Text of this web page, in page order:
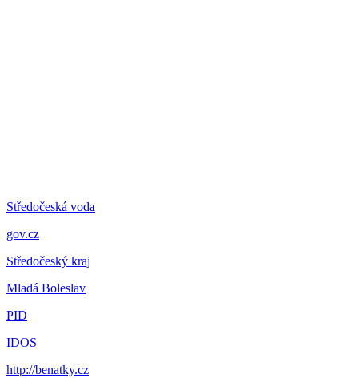
Středočeská voda
gov.cz
Středočeský kraj
Mladá Boleslav
PID
IDOS
http://benatky.cz